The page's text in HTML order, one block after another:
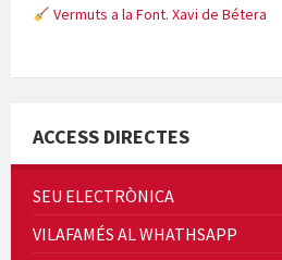
Vermuts a la Font. Xavi de Bétera
Quintà Culroja
ACCESS DIRECTES
SEU ELECTRÒNICA
VILAFAMÉS AL WHATHSAPP